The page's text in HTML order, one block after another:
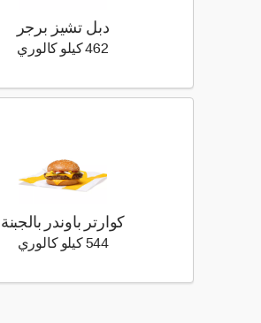
دبل تشيز برجر
462 كيلو كالوري 462 كيلو سعرة حرارية
كوارتر باوندر بالجبنة
544 كيلو كالوري